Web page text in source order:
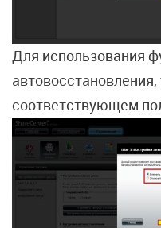
Для использования
соответствующем